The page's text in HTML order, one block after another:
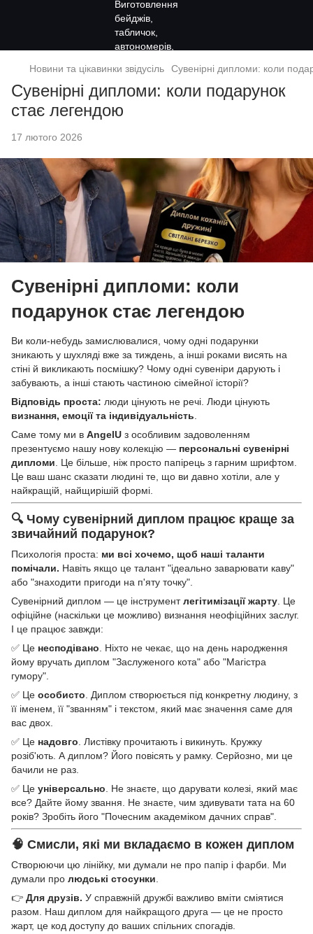
Новини та цікавинки звідусіль Сувенірні дипломи: коли
Сувенірні дипломи: коли подарунок
стає легендою
17 лютого 2026
Сувенірні дипломи: коли
подарунок стає легендою
Ви коли-небудь замислювалися, чому одні подарунки
зникають у шухляді вже за тиждень, а інші роками висять на
стіні й викликають посмішку? Чому одні сувеніри дарують і
забувають, а інші стають частиною сімейної історії?
Відповідь проста: люди цінують не речі. Люди цінують
визнання, емоції та індивідуальність.
Саме тому ми в AngelU з особливим задоволенням
презентуємо нашу нову колекцію — персональні сувенірні
дипломи. Це більше, ніж просто папірець з гарним шрифтом.
Це ваш шанс сказати людині те, що ви давно хотіли, але у
найкращій, найщирішій формі.
🔍 Чому сувенірний диплом працює краще за
звичайний подарунок?
Психологія проста: ми всі хочемо, щоб наші таланти
помічали. Навіть якщо це талант "ідеально заварювати каву"
або "знаходити пригоди на п'яту точку".
Сувенірний диплом — це інструментлегітимізації жарту . Це
офіційне (наскільки це можливо) визнання неофіційних заслуг.
І це працює завжди:
✅ Це несподівано . Ніхто не чекає, що на день народження
йому вручать диплом "Заслуженого кота" або "Магістра
гумору".
✅ Це особисто . Диплом створюється під конкретну людину, з
її іменем, її "званням" і текстом, який має значення саме для
вас двох.
✅ Це надовго . Листівку прочитають і викинуть. Кружку
розіб'ють. А диплом? Його повісять у рамку. Серйозно, ми це
бачили не раз.
✅ Це універсально . Не знаєте, що дарувати колезі, який має
все? Дайте йому звання. Не знаєте, чим здивувати тата на 60
років? Зробіть його "Почесним академіком дачних справ".
🧠 Смисли, які ми вкладаємо в кожен диплом
Створюючи цю лінійку, ми думали не про папір і фарби. Ми
думали про людські стосунки.
👉 Для друзів. У справжній дружбі важливо вміти сміятися
разом. Наш диплом для найкращого друга — це не просто
жарт, це код доступу до ваших спільних спогадів.